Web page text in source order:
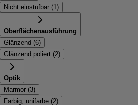
Nicht einstufbar (1)
Oberflächenausführung
Glänzend (6)
Glänzend poliert (2)
Optik
Marmor (3)
Farbig, unifarbe (2)